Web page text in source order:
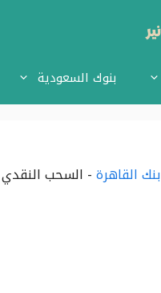
بنوك السعودية
بنك القاهرة- السحب